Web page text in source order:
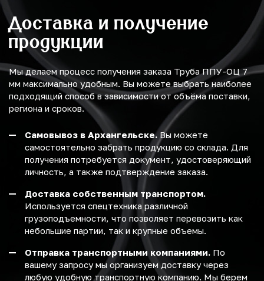
Доставка и получение
продукции
Мы делаем процесс получения заказа Труба ППУ-ОЦ 7
мм максимально удобным. Вы можете выбрать наиболее
подходящий способ в зависимости от объёма поставки,
региона и сроков.
Самовывоз в Архангельске. Вы можете
самостоятельно забрать продукцию со склада. Для
получения потребуется документ, удостоверяющий
личность, а также подтверждение заказа.
Доставка собственным транспортом.
Используется спецтехника различной
грузоподъемности, что позволяет перевозить как
небольшие партии, так и крупные объемы.
Отправка транспортными компаниями. По
вашему запросу мы организуем доставку через
любую удобную транспортную компанию. Мы берем